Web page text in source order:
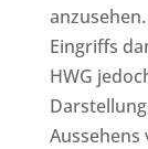
Eingriffs
HWG